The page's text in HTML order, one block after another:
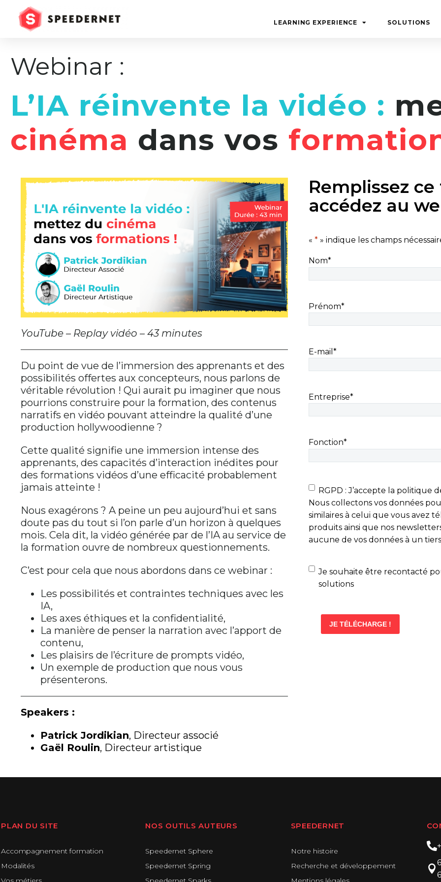
LEARNING EXPERIENCE SOLUTIONS
Webinar :
L’IA réinvente la vidéo :
cinéma dans vos
YouTube – Replay vidéo – 43 minutes
Du point de vue de l’immersion des apprenants et des
possibilités offertes aux concepteurs, nous parlons de
véritable révolution ! Qui aurait pu imaginer que nous
pourrions construire pour la formation, des contenus
narratifs en vidéo pouvant atteindre la qualité d’une
production hollywoodienne ?
Cette qualité signifie une immersion intense des
apprenants, des capacités d’interaction inédites pour
des formations vidéos d’une efficacité probablement
jamais atteinte !
Nous exagérons ? A peine un peu aujourd’hui et sans
doute pas du tout si l’on parle d’un horizon à quelques
mois. Cela dit, la vidéo générée par de l’IA au service de
la formation ouvre de nombreux questionnements.
C’est pour cela que nous abordons dans ce webinar :
Les possibilités et contraintes techniques avec les
IA,
Les axes éthiques et la confidentialité,
La manière de penser la narration avec l’apport de
contenu,
Les plaisirs de l’écriture de prompts vidéo,
Un exemple de production que nous vous
présenterons.
Speakers :
Patrick Jordikian, Directeur associé
Gaël Roulin, Directeur artistique
Remplissez
accédez au
« * » indique les champs
Nom*
Prénom*
E-mail *
Entreprise*
Fonction*
RGPD*
RGPD : J’accepte la politique
Nous collectons vos données
similaires à celui que vous avez
produits ainsi que nos
aucune de vos données à un
Demande
d'échange
Je souhaite être recontacté
solutions
PLAN DU SITE
Accompagnement formation
Modalités
NOS OUTILS AUTEURS
Speedernet Sphere
Speedernet Spring
SPEEDERNET
Notre histoire
Recherche et développement